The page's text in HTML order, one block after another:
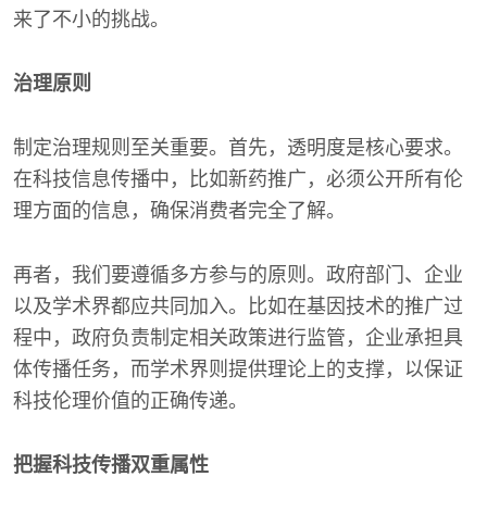
来了不小的挑战。
治理原则
制定治理规则至关重要。首先，透明度是核心要求。
在科技信息传播中，比如新药推广，必须公开所有伦
理方面的信息，确保消费者完全了解。
再者，我们要遵循多方参与的原则。政府部门、企业
以及学术界都应共同加入。比如在基因技术的推广过
程中，政府负责制定相关政策进行监管，企业承担具
体传播任务，而学术界则提供理论上的支撑，以保证
科技伦理价值的正确传递。
把握科技传播双重属性